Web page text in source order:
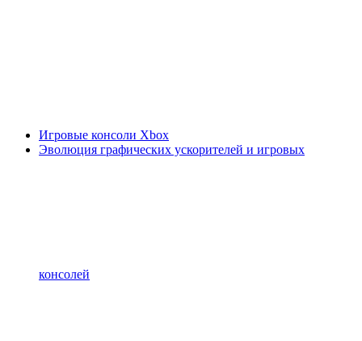
Игровые консоли Xbox
Эволюция графических ускорителей и игровых
консолей